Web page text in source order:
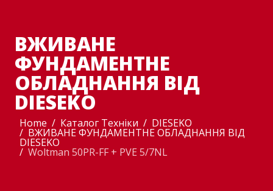
ВЖИВАНЕ
ФУНДАМЕНТНЕ
ОБЛАДНАННЯ ВІД
DIESEKO
Home Каталог Техніки DIESEKO
ВЖИВАНЕ ФУНДАМЕНТНЕ ОБЛАДНАННЯ ВІД
DIESEKO
Woltman 50PR-FF + PVE 5/7NL